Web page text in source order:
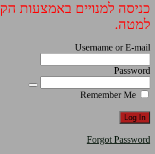
כניסה למנויים באמצעות
למטה.
Username or E-mail
Password
Forgot Password